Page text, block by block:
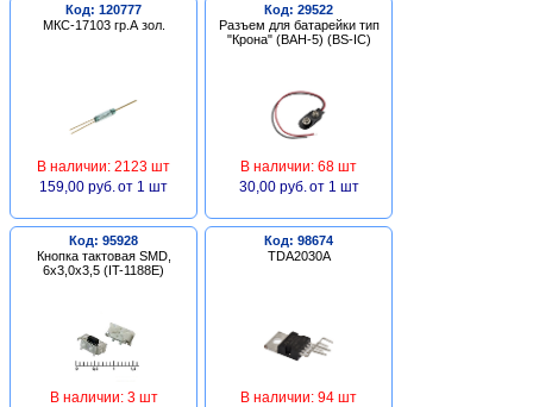
Код: 120777
МКС-17103 гр.А зол.
В наличии: 2123 шт
159,00 руб. от 1 шт
Код: 29522
Разъем для батарейки тип
"Крона" (BAH-5) (BS-IC)
В наличии: 68 шт
30,00 руб. от 1 шт
Код: 95928
Кнопка тактовая SMD,
6х3,0х3,5 (IT-1188E)
В наличии: 3 шт
Код: 98674
TDA2030A
В наличии: 94 шт